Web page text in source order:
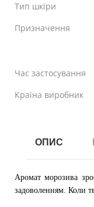
Тип шкіри
Призначення
Час застосування
Країна виробник
ОПИС
Аромат морозива
задоволенням. Коли